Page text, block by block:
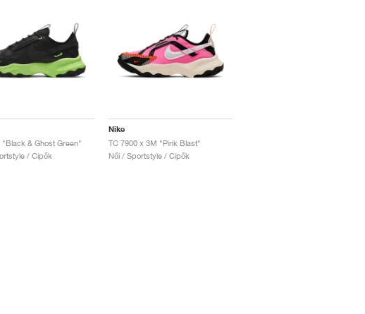
"Black & Ghost Green"
/ Cipők
Nike
TC 7900 x 3M "Pink Blast"
Női / Sportstyle / Cipők